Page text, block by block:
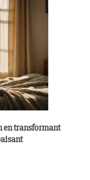
en transformant